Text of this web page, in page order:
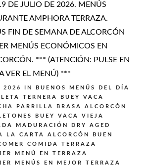
DE JULIO DE 2026. MENÚS
AMPHORA TERRAZA.
FIN DE SEMANA DE ALCORCÓN
MENÚS ECONÓMICOS EN
*** (ATENCIÓN: PULSE EN
VER EL MENÚ) ***
2026 IN
BUENOS MENÚS DEL DÍA
TERNERA BUEY VACA
PARRILLA BRASA ALCORCÓN
BUEY VACA VIEJA
MADURACIÓN DRY AGED
LA CARTA ALCORCÓN BUEN
COMIDA TERRAZA
MENÚ EN TERRAZA
MENÚS EN MEJOR TERRAZA